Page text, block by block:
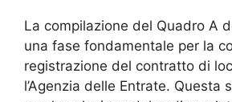
La compilazione del Quadro A
una fase fondamentale per la
registrazione del contratto di
l’Agenzia delle Entrate. Questa